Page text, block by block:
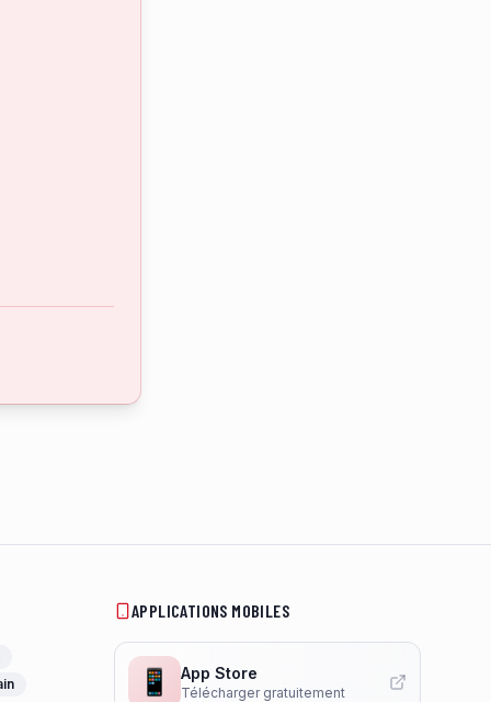
APPLICATIONS MOBILES
📱 App Store
Télécharger gratuitement